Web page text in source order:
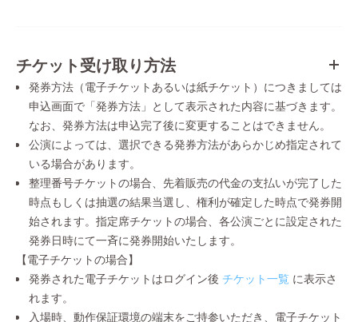
チケット受け取り方法
発券方法（電子チケットあるいは紙チケット）につきましては
申込画面で「発券方法」として表示された内容に基づきます。
なお、発券方法は申込完了後に変更することはできません。
公演によっては、選択できる発券方法があらかじめ指定されて
いる場合があります。
整理番号チケットの場合、先着販売の代金の支払いが完了した
時点もしくは抽選の結果当選し、権利が確定した時点で発券開
始されます。指定席チケットの場合、各公演ごとに設定された
発券日時にて一斉に発券開始いたします。
【電子チケットの場合】
発券された電子チケットはログイン後 チケット一覧 に表示さ
れます。
入場時、動作保証環境の端末をご持参いただき、電子チケット